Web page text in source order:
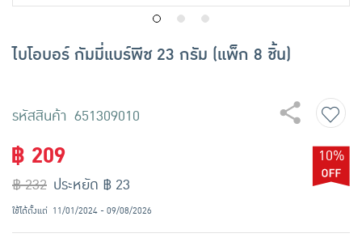
ไบโอบอร์ กัมมี่แบร์พีช 23 กรัม (แพ็ก 8 ชิ้น)
รหัสสินค้า 651309010
฿ 209
฿ 232
10%
ประหยัด ฿ 23
ใช้ได้ตั้งแต่ 11/01/2024 - 09/08/2026